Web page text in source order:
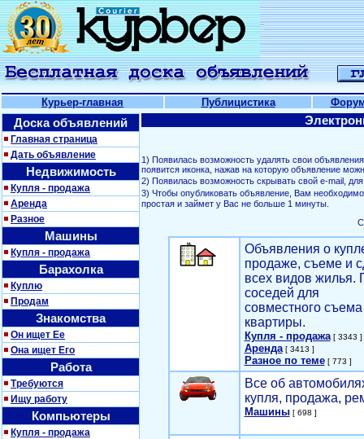
Курьер-главная Публицистика
Доска объявлений
Главная страница
Дать объявление
Недвижимость
Купля - продажа
Аренда
Разное
Машины
Купля - продажа
Барахолка
Куплю
Продам
Знакомства
Он ищет Ее
Она ищет Его
Работа
Требуются
Ищу работу
Компьютеры
Купля - продажа
1) Появилась возможность удалять свои
появится иконка, нажав на которую объявление
2) Появилась возможность скрывать свой е-mail,
3) Чтобы опубликовать объявление, Вам
простая и займет у Вас не больше 1 минуты.
Объявления о
продаже, съеме и
всех видов жилья.
соседей для
совместного съема
квартиры.
Купля - продажа[ 3343 ]
Аренда[ 3413 ]
Разное по теме[ 773 ]
Все об
купля, продажа,
Машины[ 698 ]